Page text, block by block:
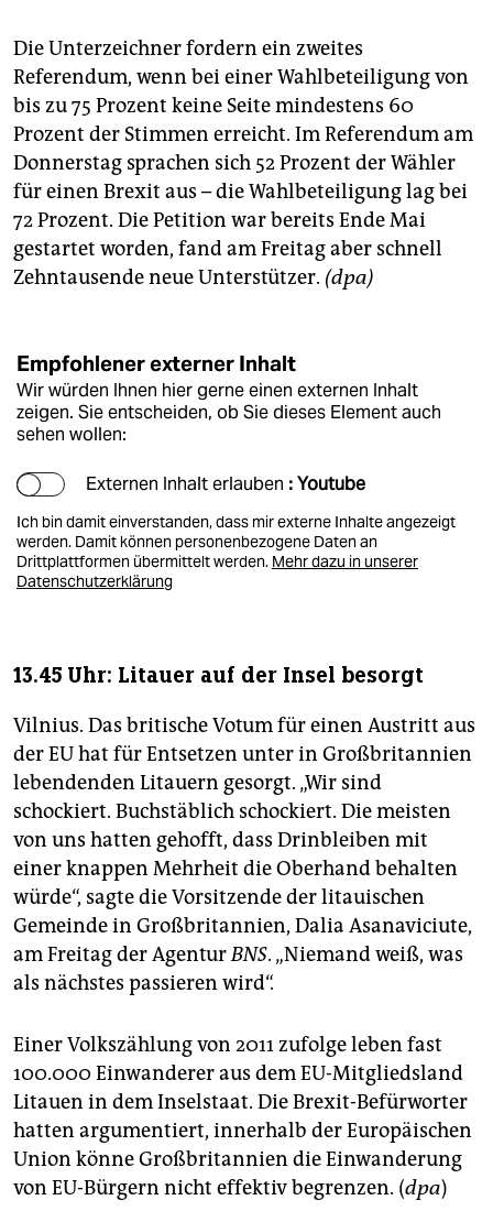
Die Unterzeichner fordern ein zweites
Referendum, wenn bei einer Wahlbeteiligung von
bis zu 75 Prozent keine Seite mindestens 60
Prozent der Stimmen erreicht. Im Referendum am
Donnerstag sprachen sich 52 Prozent der Wähler
für einen Brexit aus – die Wahlbeteiligung lag bei
72 Prozent. Die Petition war bereits Ende Mai
gestartet worden, fand am Freitag aber schnell
Zehntausende neue Unterstützer. (dpa)
Empfohlener externer Inhalt
Wir würden Ihnen hier gerne einen externen Inhalt
zeigen. Sie entscheiden, ob Sie dieses Element auch
sehen wollen:
Externen Inhalt erlauben : Youtube
Ich bin damit einverstanden, dass mir externe Inhalte angezeigt
werden. Damit können personenbezogene Daten an
Drittplattformen übermittelt werden. Mehr dazu in unserer
Datenschutzerklärung
13.45 Uhr: Litauer auf der Insel besorgt
Vilnius. Das britische Votum für einen Austritt aus
der EU hat für Entsetzen unter in Großbritannien
lebendenden Litauern gesorgt. „Wir sind
schockiert. Buchstäblich schockiert. Die meisten
von uns hatten gehofft, dass Drinbleiben mit
einer knappen Mehrheit die Oberhand behalten
würde“, sagte die Vorsitzende der litauischen
Gemeinde in Großbritannien, Dalia Asanaviciute,
am Freitag der AgenturBNS. „Niemand weiß, was
als nächstes passieren wird“.
Einer Volkszählung von 2011 zufolge leben fast
100.000 Einwanderer aus dem EU-Mitgliedsland
Litauen in dem Inselstaat. Die Brexit-Befürworter
hatten argumentiert, innerhalb der Europäischen
Union könne Großbritannien die Einwanderung
von EU-Bürgern nicht effektiv begrenzen. (dpa)